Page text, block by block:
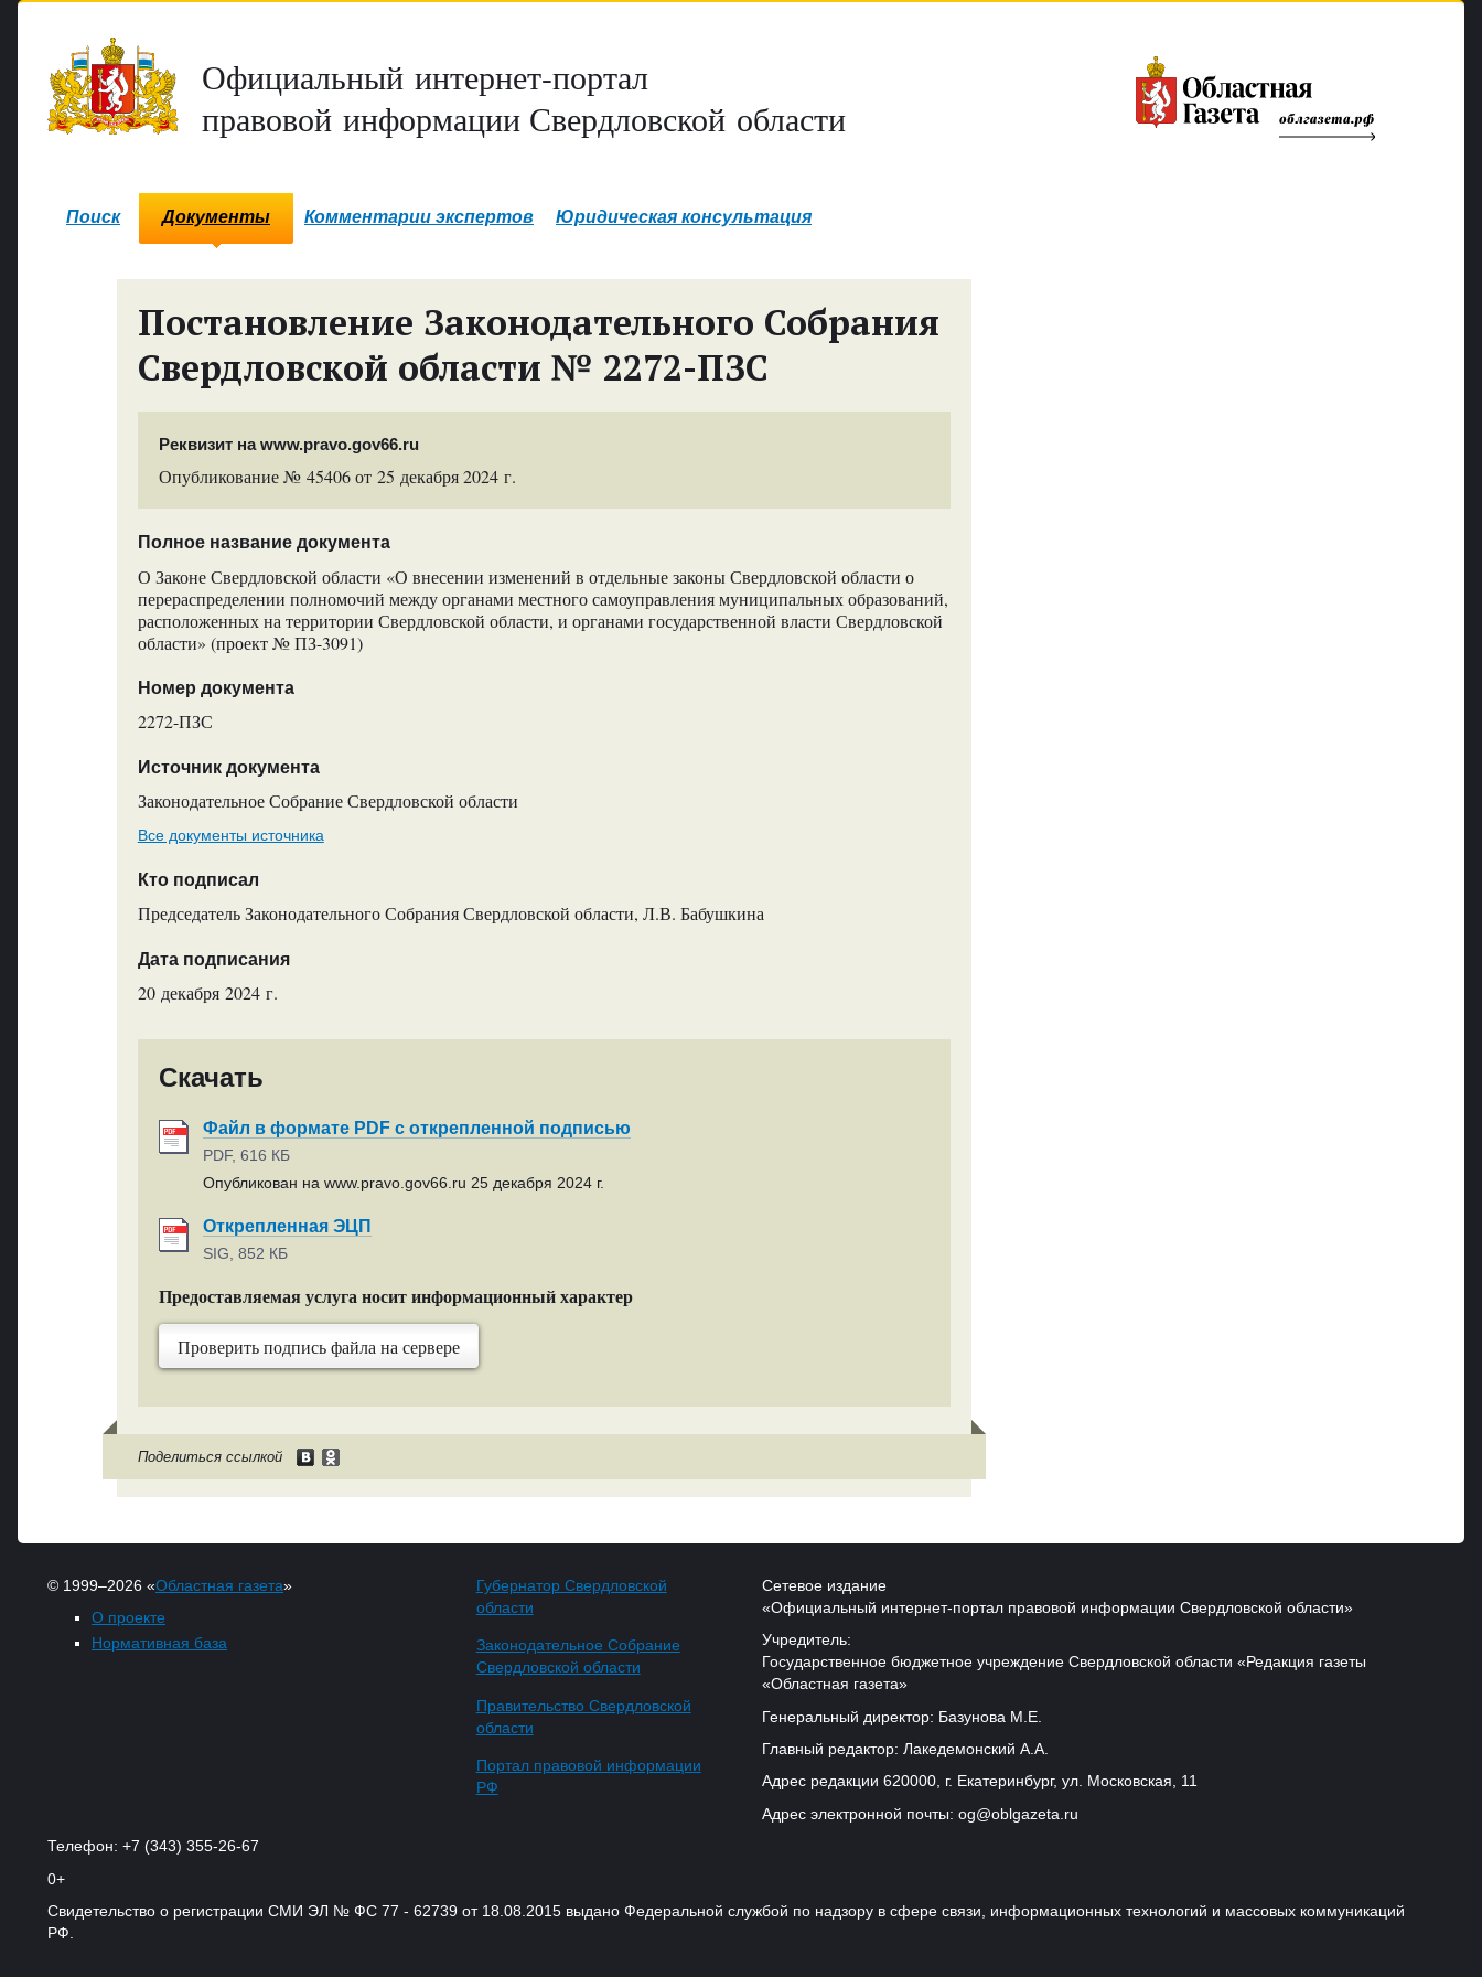
Официальный интернет-портал
правовой информации Свердловской области
Поиск Документы Комментарии экспертов Юридическая консультация
Постановление Законодательного Собрания
Свердловской области № 2272-ПЗС
Реквизит на www.pravo.gov66.ru
Опубликование № 45406 от 25 декабря 2024 г.
Полное название документа
О Законе Свердловской области «О внесении изменений в отдельные законы Свердловской области о
перераспределении полномочий между органами местного самоуправления муниципальных образований,
расположенных на территории Свердловской области, и органами государственной власти Свердловской
области» (проект № ПЗ-3091)
Номер документа
2272-ПЗС
Источник документа
Законодательное Собрание Свердловской области
Все документы источника
Кто подписал
Председатель Законодательного Собрания Свердловской области, Л.В. Бабушкина
Дата подписания
20 декабря 2024 г.
Скачать
Файл в формате PDF с открепленной подписью
PDF, 616 КБ
Опубликован на www.pravo.gov66.ru 25 декабря 2024 г.
Открепленная ЭЦП
SIG, 852 КБ
Предоставляемая услуга носит информационный характер
Проверить подпись файла на сервере
Поделиться ссылкой
© 1999–2026 «Областная газета»
О проекте
Нормативная база
Губернатор Свердловской
области
Законодательное Собрание
Свердловской области
Правительство Свердловской
области
Портал правовой информации
РФ
Сетевое издание
«Официальный интернет-портал правовой информации Свердловской области»
Учредитель:
Государственное бюджетное учреждение Свердловской области «Редакция газеты
«Областная газета»
Генеральный директор: Базунова М.Е.
Главный редактор: Лакедемонский А.А.
Адрес редакции 620000, г. Екатеринбург, ул. Московская, 11
Адрес электронной почты: og@oblgazeta.ru
Телефон: +7 (343) 355-26-67
0+
Свидетельство о регистрации СМИ ЭЛ № ФС 77 - 62739 от 18.08.2015 выдано Федеральной службой по надзору в сфере связи, информационных технологий и массовых коммуникаций
РФ.